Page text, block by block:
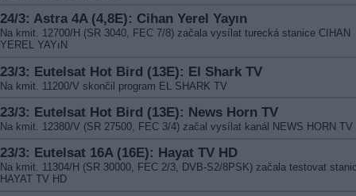
24/3: Astra 4A (4,8E): Cihan Yerel Yayın
Na kmit. 12700/H (SR 3040, FEC 7/8) začala vysílat turecká stanice CIHAN
YEREL YAYıN
23/3: Eutelsat Hot Bird (13E): El Shark TV
Na kmit. 11200/V skončil program EL SHARK TV
23/3: Eutelsat Hot Bird (13E): News Horn TV
Na kmit. 12380/V (SR 27500, FEC 3/4) začal vysílat kanál NEWS HORN TV
23/3: Eutelsat 16A (16E): Hayat TV HD
Na kmit. 11304/H (SR 30000, FEC 2/3, DVB-S2/8PSK) začala testovat
HAYAT TV HD